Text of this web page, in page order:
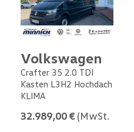
Volkswagen
Crafter 35 2.0 TDI
Kasten L3H2 Hochdach
KLIMA
32.989,00 € (MwSt.